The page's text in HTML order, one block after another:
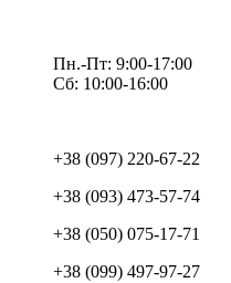
Пн.-Пт: 9:00-17:00
Сб: 10:00-16:00
+38 (097) 220-67-22
+38 (093) 473-57-74
+38 (050) 075-17-71
+38 (099) 497-97-27